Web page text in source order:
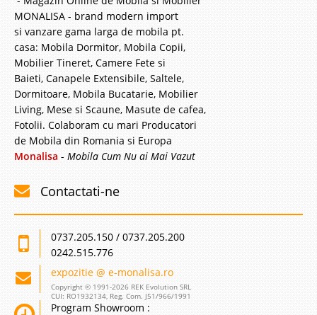
MONALISA - brand modern import
si vanzare gama larga de mobila pt.
casa: Mobila Dormitor, Mobila Copii,
Mobilier Tineret, Camere Fete si
Baieti, Canapele Extensibile, Saltele,
Dormitoare, Mobila Bucatarie, Mobilier
Living, Mese si Scaune, Masute de cafea,
Fotolii. Colaboram cu mari Producatori
de Mobila din Romania si Europa
Monalisa - Mobila Cum Nu ai Mai Vazut
Contactati-ne
0737.205.150 / 0737.205.200
0242.515.776
expozitie @ e-monalisa.ro
Copyright © 1991-2026 REK Evolution SRL
CUI: RO1932134, Reg. Com. J51/966/1991
Program Showroom :